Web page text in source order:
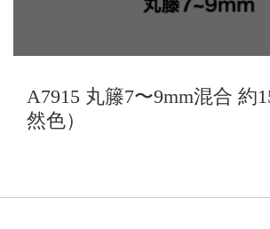
A7915 丸籐7〜9mm混合 約
然色）